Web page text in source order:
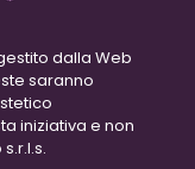
dalla Web
saranno
iniziativa e non